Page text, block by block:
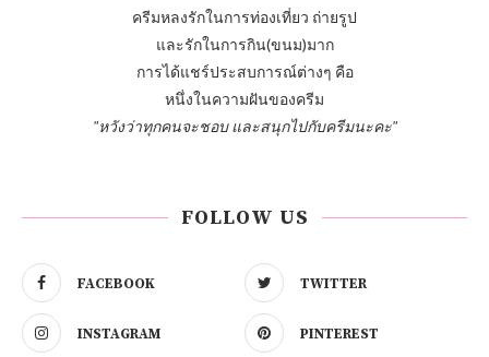
ครีมหลงรักในการท่องเที่ยว ถ่ายรูป
และรักในการกิน(ขนม)มาก
การได้แชร์ประสบการณ์ต่างๆ คือ
หนึ่งในความฝันของครีม
"หวังว่าทุกคนจะชอบ และสนุกไปกับครีมนะคะ"
FOLLOW US
FACEBOOK TWITTER
INSTAGRAM PINTEREST